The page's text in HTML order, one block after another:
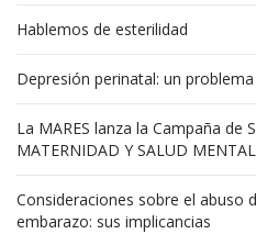
Hablemos de esterilidad
Depresión perinatal: un
La MARES lanza la Campaña de
MATERNIDAD Y SALUD
Consideraciones sobre el abuso
embarazo: sus implicancias